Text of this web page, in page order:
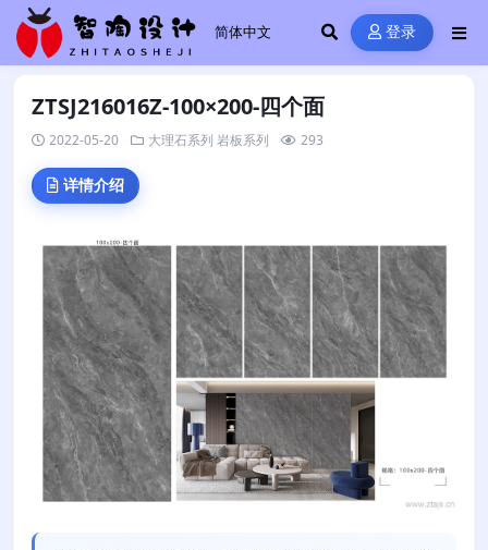
登录
ZTSJ216016Z-100×200-四个面
2022-05-20 大理石系列 岩板系列 293
详情介绍